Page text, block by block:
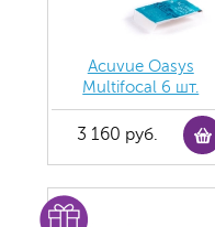
Acuvue Oasys
Multifocal 6 шт.
3 160 руб.